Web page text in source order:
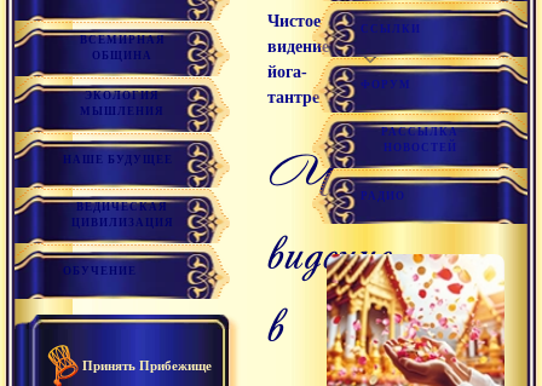
ВСЕМИРНАЯ
ОБЩИНА
ЭКОЛОГИЯ
МЫШЛЕНИЯ
НАШЕ БУДУЩЕЕ
ВЕДИЧЕСКАЯ
ЦИВИЛИЗАЦИЯ
ОБУЧЕНИЕ
Принять Прибежище
Чистое
видение в
йога-
тантре
чистое
видение
в
ССЫЛКИ
ФОРУМ
РАССЫЛКА
НОВОСТЕЙ
РАДИО